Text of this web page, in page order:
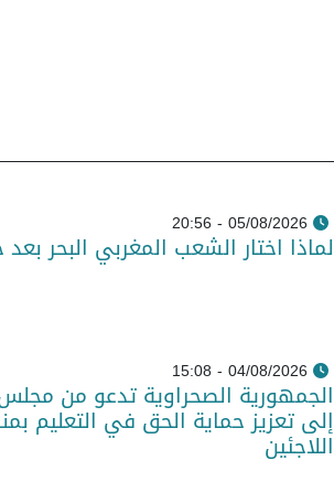
05/08/2026 - 20:56
لماذا اختار الشعب المغربي البحر
04/08/2026 - 15:08
الجمهورية الصحراوية تدعو من
إلى تعزيز حماية الحق في التعليم
اللاجئين